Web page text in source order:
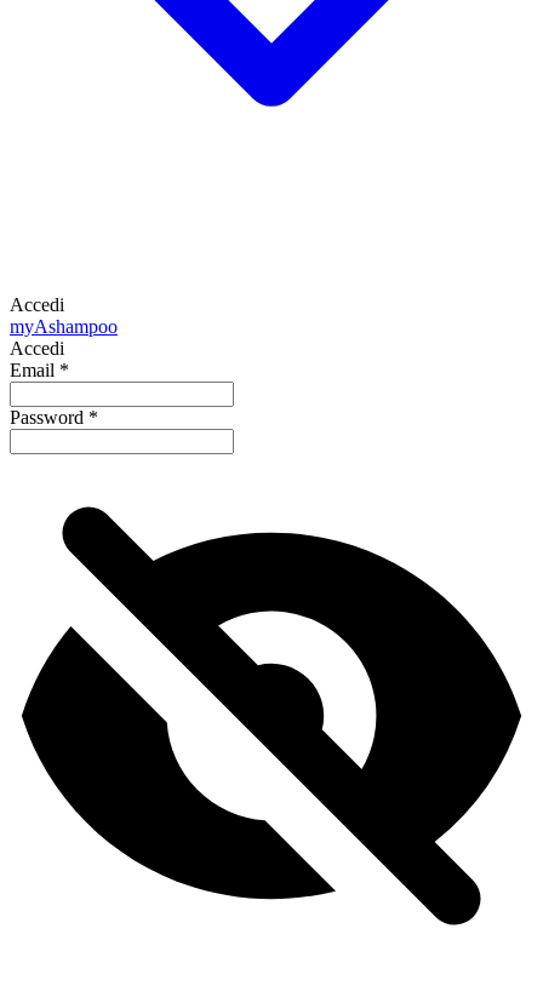
Accedi
myAshampoo
Accedi
Email *
Password *